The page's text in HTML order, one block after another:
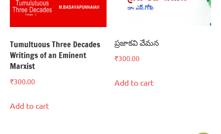
Tumultuous Three Decades
Writings of an Eminent
Marxist
₹300.00
Add to cart
ప్రజాకవి వేమన
₹300.00
Add to cart